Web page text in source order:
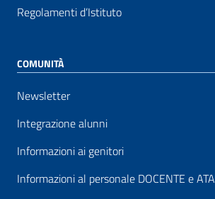
Regolamenti d’Istituto
COMUNITÀ
Newsletter
Integrazione alunni
Informazioni ai genitori
Informazioni al personale DOCENTE e ATA